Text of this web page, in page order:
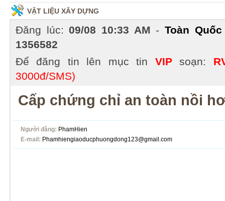
VẬT LIỆU XÂY DỰNG
Đăng lúc:09/08 10:33 AM -Toàn Quốc
1356582
Để đăng tin lên mục tin VIP soạn:
3000đ/SMS)
Cấp chứng chỉ an toàn nồi
Người đăng: PhamHien
E-mail: Phamhiengiaoducphuongdong123@gmail.com